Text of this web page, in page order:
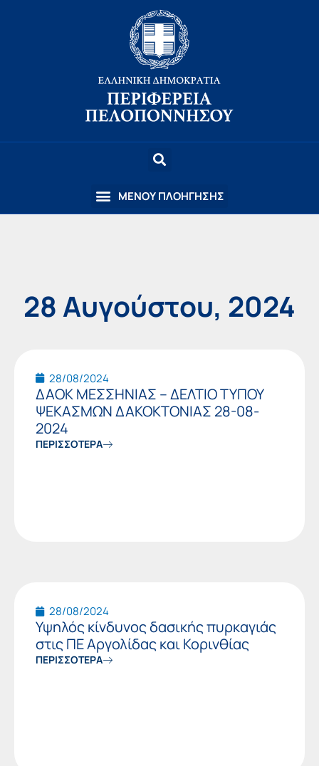
28 Αυγούστου, 2024
28/08/2024
ΔΑΟΚ ΜΕΣΣΗΝΙΑΣ – ΔΕΛΤΙΟ ΤΥΠΟΥ
ΨΕΚΑΣΜΩΝ ΔΑΚΟΚΤΟΝΙΑΣ 28-08-
2024
ΠΕΡΙΣΣΟΤΕΡΑ
28/08/2024
Υψηλός κίνδυνος δασικής πυρκαγιάς
στις ΠΕ Αργολίδας και Κορινθίας
ΠΕΡΙΣΣΟΤΕΡΑ